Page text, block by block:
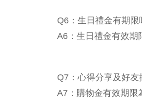
Q6：生日禮金有期限
A6：生日禮金有效期
Q7：心得分享及好友
A7：購物金有效期限